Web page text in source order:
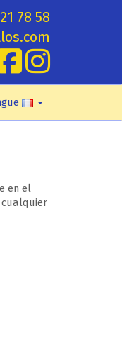
78 58
en el
cualquier